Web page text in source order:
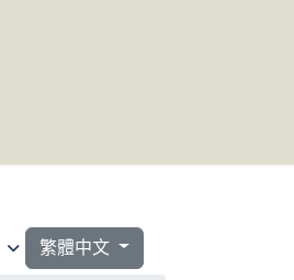
選擇你的語言
繁體中文